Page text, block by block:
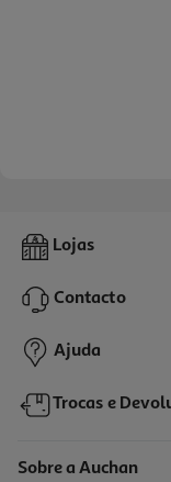
Impressora Epson
74,99 €
Lojas
Contacto
Ajuda
Trocas e
Sobre a Auchan